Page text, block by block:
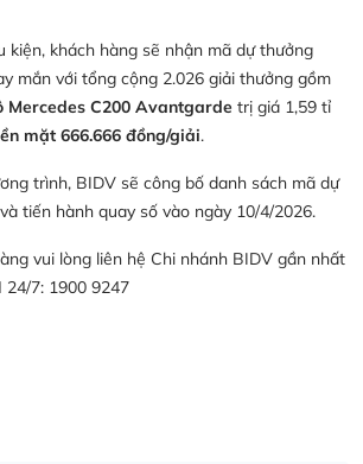
kiện, khách hàng sẽ nhận mã dự thưởng
mắn với tổng cộng 2.026 giải thưởng gồm
Mercedes C200 Avantgarde trị giá 1,59 tỉ
mặt 666.666 đồng/giải.
trình, BIDV sẽ công bố danh sách mã dự
tiến hành quay số vào ngày 10/4/2026.
vui lòng liên hệ Chi nhánh BIDV gần nhất
24/7: 1900 9247